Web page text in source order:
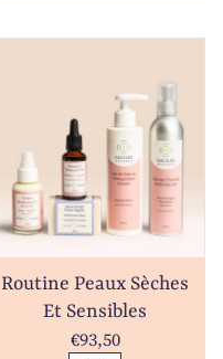
Routine Peaux Sèches
Et Sensibles
Prix normal
€93,50